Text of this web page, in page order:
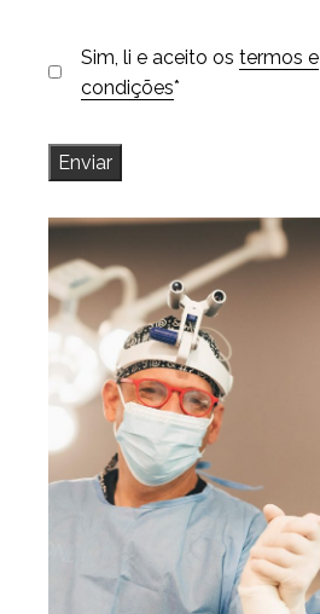
Sim, li e aceito ostermos e
condições*